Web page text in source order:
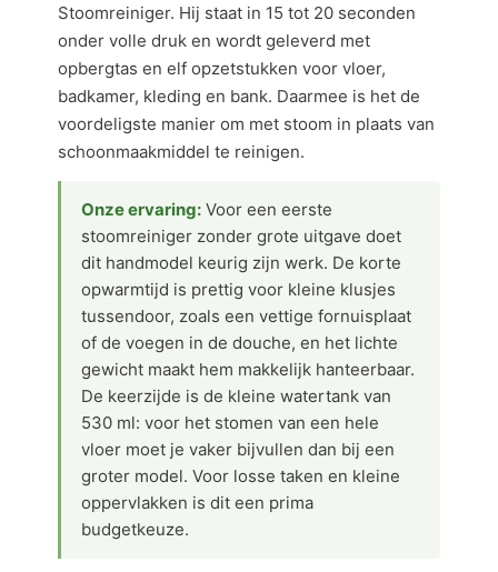
Stoomreiniger. Hij staat in 15 tot 20 seconden
onder volle druk en wordt geleverd met
opbergtas en elf opzetstukken voor vloer,
badkamer, kleding en bank. Daarmee is het de
voordeligste manier om met stoom in plaats van
schoonmaakmiddel te reinigen.
Onze ervaring: Voor een eerste
stoomreiniger zonder grote uitgave doet
dit handmodel keurig zijn werk. De korte
opwarmtijd is prettig voor kleine klusjes
tussendoor, zoals een vettige fornuisplaat
of de voegen in de douche, en het lichte
gewicht maakt hem makkelijk hanteerbaar.
De keerzijde is de kleine watertank van
530 ml: voor het stomen van een hele
vloer moet je vaker bijvullen dan bij een
groter model. Voor losse taken en kleine
oppervlakken is dit een prima
budgetkeuze.